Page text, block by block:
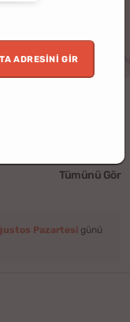
ADRESINI GIR
Tümünü Gör
Pazartesi günü